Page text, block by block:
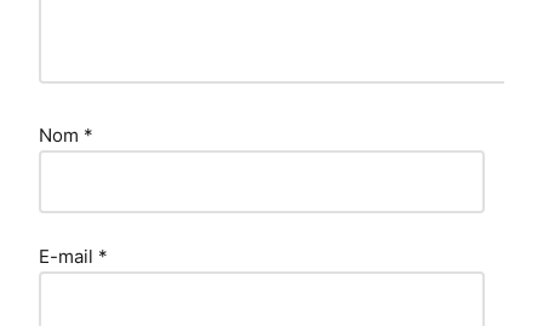
Nom *
E-mail *